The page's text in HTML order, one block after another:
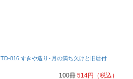
TD-816 すきや造り･月の満ち欠けと旧暦付
100冊 514円 （税込）